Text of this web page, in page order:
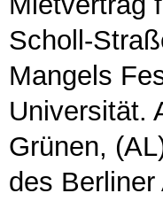
Scholl-
Mangels
Universität.
Grünen,
des